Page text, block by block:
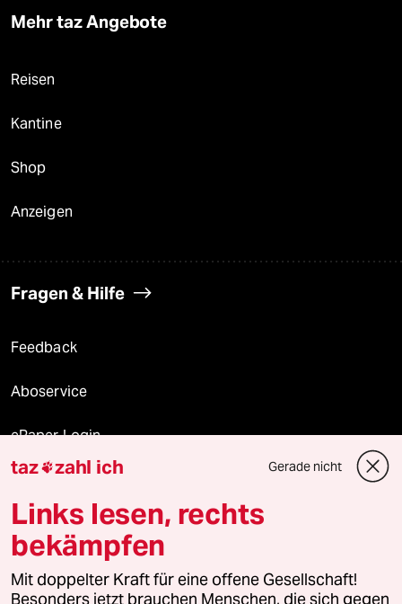
Mehr taz Angebote
Reisen
Kantine
Shop
Anzeigen
Fragen & Hilfe
Feedback
Aboservice
ePaper Login
Downloads für Abonnierende
© 2026 taz Verlags und Vertriebs GmbH
Alle Rechte vorbehalten. Bei rechtlichen Fragen oder für Genehmigungen
wenden Sie sich bitte an
lizenzen@taz.de
taz zahl ich Gerade nicht
Links lesen, rechts
bekämpfen
Mit doppelter Kraft für eine offene Gesellschaft!
Besonders jetzt brauchen Menschen, die sich gegen